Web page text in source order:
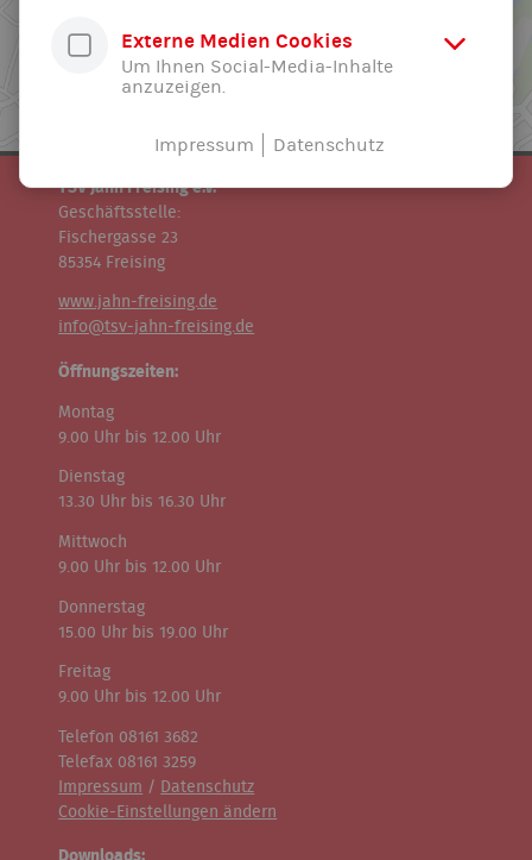
TSV Jahn Freising e.V.
Geschäftsstelle:
Fischergasse 23
85354 Freising
www.jahn-freising.de
info@tsv-jahn-freising.de
Öffnungszeiten:
Montag
9.00 Uhr bis 12.00 Uhr
Dienstag
13.30 Uhr bis 16.30 Uhr
Mittwoch
9.00 Uhr bis 12.00 Uhr
Donnerstag
15.00 Uhr bis 19.00 Uhr
Freitag
9.00 Uhr bis 12.00 Uhr
Telefon 08161 3682
Telefax 08161 3259
Impressum / Datenschutz
Cookie-Einstellungen ändern
Externe Medien Cookies
Um Ihnen Social-Media-Inhalte
anzuzeigen.
Impressum Datenschutz